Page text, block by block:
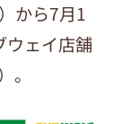
から7月1
ウェイ店舗